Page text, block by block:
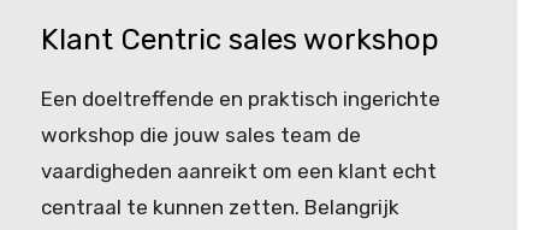
Klant Centric sales workshop
Een doeltreffende en praktisch ingerichte
workshop die jouw sales team de
vaardigheden aanreikt om een klant echt
centraal te kunnen zetten. Belangrijk